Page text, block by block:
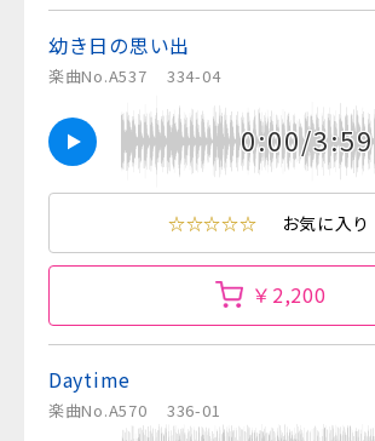
幼き日の思い出
楽曲No.A537 334-04
0:00/3:59
☆☆☆☆☆ お気に入り
￥2,200
Daytime
楽曲No.A570 336-01